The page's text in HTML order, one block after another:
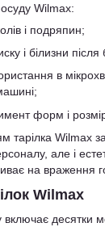
Wilmax:
і подряпин;
і білизни
в
форм і
тарілка Wilmax
але і
на враження
Wilmax
десятки